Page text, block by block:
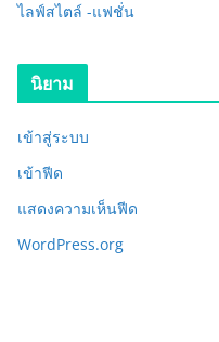
ไลฟ์สไตล์ -แฟชั่น
นิยาม
เข้าสู่ระบบ
เข้าฟีด
แสดงความเห็นฟีด
WordPress.org